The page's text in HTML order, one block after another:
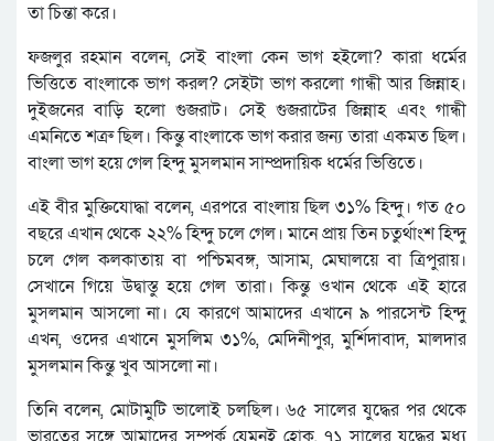
তা চিন্তা করে।
ফজলুর রহমান বলেন, সেই বাংলা কেন ভাগ হইলো? কারা ধর্মের
ভিত্তিতে বাংলাকে ভাগ করল? সেইটা ভাগ করলো গান্ধী আর জিন্নাহ।
দুইজনের বাড়ি হলো গুজরাট। সেই গুজরাটের জিন্নাহ এবং গান্ধী
এমনিতে শত্রু ছিল। কিন্তু বাংলাকে ভাগ করার জন্য তারা একমত ছিল।
বাংলা ভাগ হয়ে গেল হিন্দু মুসলমান সাম্প্রদায়িক ধর্মের ভিত্তিতে।
এই বীর মুক্তিযোদ্ধা বলেন, এরপরে বাংলায় ছিল ৩১% হিন্দু। গত ৫০
বছরে এখান থেকে ২২% হিন্দু চলে গেল। মানে প্রায় তিন চতুর্থাংশ হিন্দু
চলে গেল কলকাতায় বা পশ্চিমবঙ্গ, আসাম, মেঘালয়ে বা ত্রিপুরায়।
সেখানে গিয়ে উদ্বাস্তু হয়ে গেল তারা। কিন্তু ওখান থেকে এই হারে
মুসলমান আসলো না। যে কারণে আমাদের এখানে ৯ পারসেন্ট হিন্দু
এখন, ওদের এখানে মুসলিম ৩১%, মেদিনীপুর, মুর্শিদাবাদ, মালদার
মুসলমান কিন্তু খুব আসলো না।
তিনি বলেন, মোটামুটি ভালোই চলছিল। ৬৫ সালের যুদ্ধের পর থেকে